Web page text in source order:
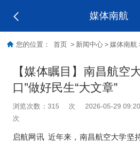
媒体南航
您的位置： 首页 > 新闻中心 > 媒体南航
【媒体瞩目】南昌航空
口”做好民生“大文章”
浏览次数： 315 次 2026-05-29
次
启航网讯 近年来，南昌航空大学坚